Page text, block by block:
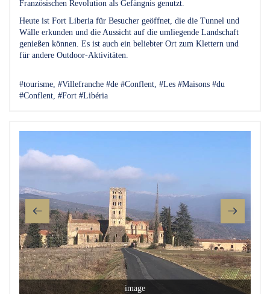
Französischen Revolution als Gefängnis genutzt.
Heute ist Fort Liberia für Besucher geöffnet, die die Tunnel und
Wälle erkunden und die Aussicht auf die umliegende Landschaft
genießen können. Es ist auch ein beliebter Ort zum Klettern und
für andere Outdoor-Aktivitäten.
#tourisme, #Villefranche #de #Conflent, #Les #Maisons #du
#Conflent, #Fort #Libéria
image